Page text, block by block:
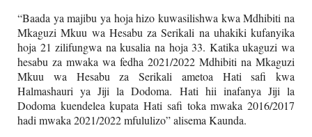
“Baada ya majibu ya hoja hizo kuwasilishwa kwa Mdhibiti na
Mkaguzi Mkuu wa Hesabu za Serikali na uhakiki kufanyika
hoja 21 zilifungwa na kusalia na hoja 33. Katika ukaguzi wa
hesabu za mwaka wa fedha 2021/2022 Mdhibiti na Mkaguzi
Mkuu wa Hesabu za Serikali ametoa Hati safi kwa
Halmashauri ya Jiji la Dodoma. Hati hii inafanya Jiji la
Dodoma kuendelea kupata Hati safi toka mwaka 2016/2017
hadi mwaka 2021/2022 mfululizo” alisema Kaunda.